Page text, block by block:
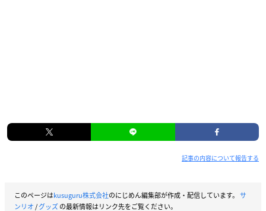
記事の内容について報告する
このページはkusuguru株式会社のにじめん編集部が作成・配信しています。 サ
ンリオ/グッズの最新情報はリンク先をご覧ください。